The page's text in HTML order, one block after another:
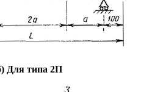
Для типа 2П